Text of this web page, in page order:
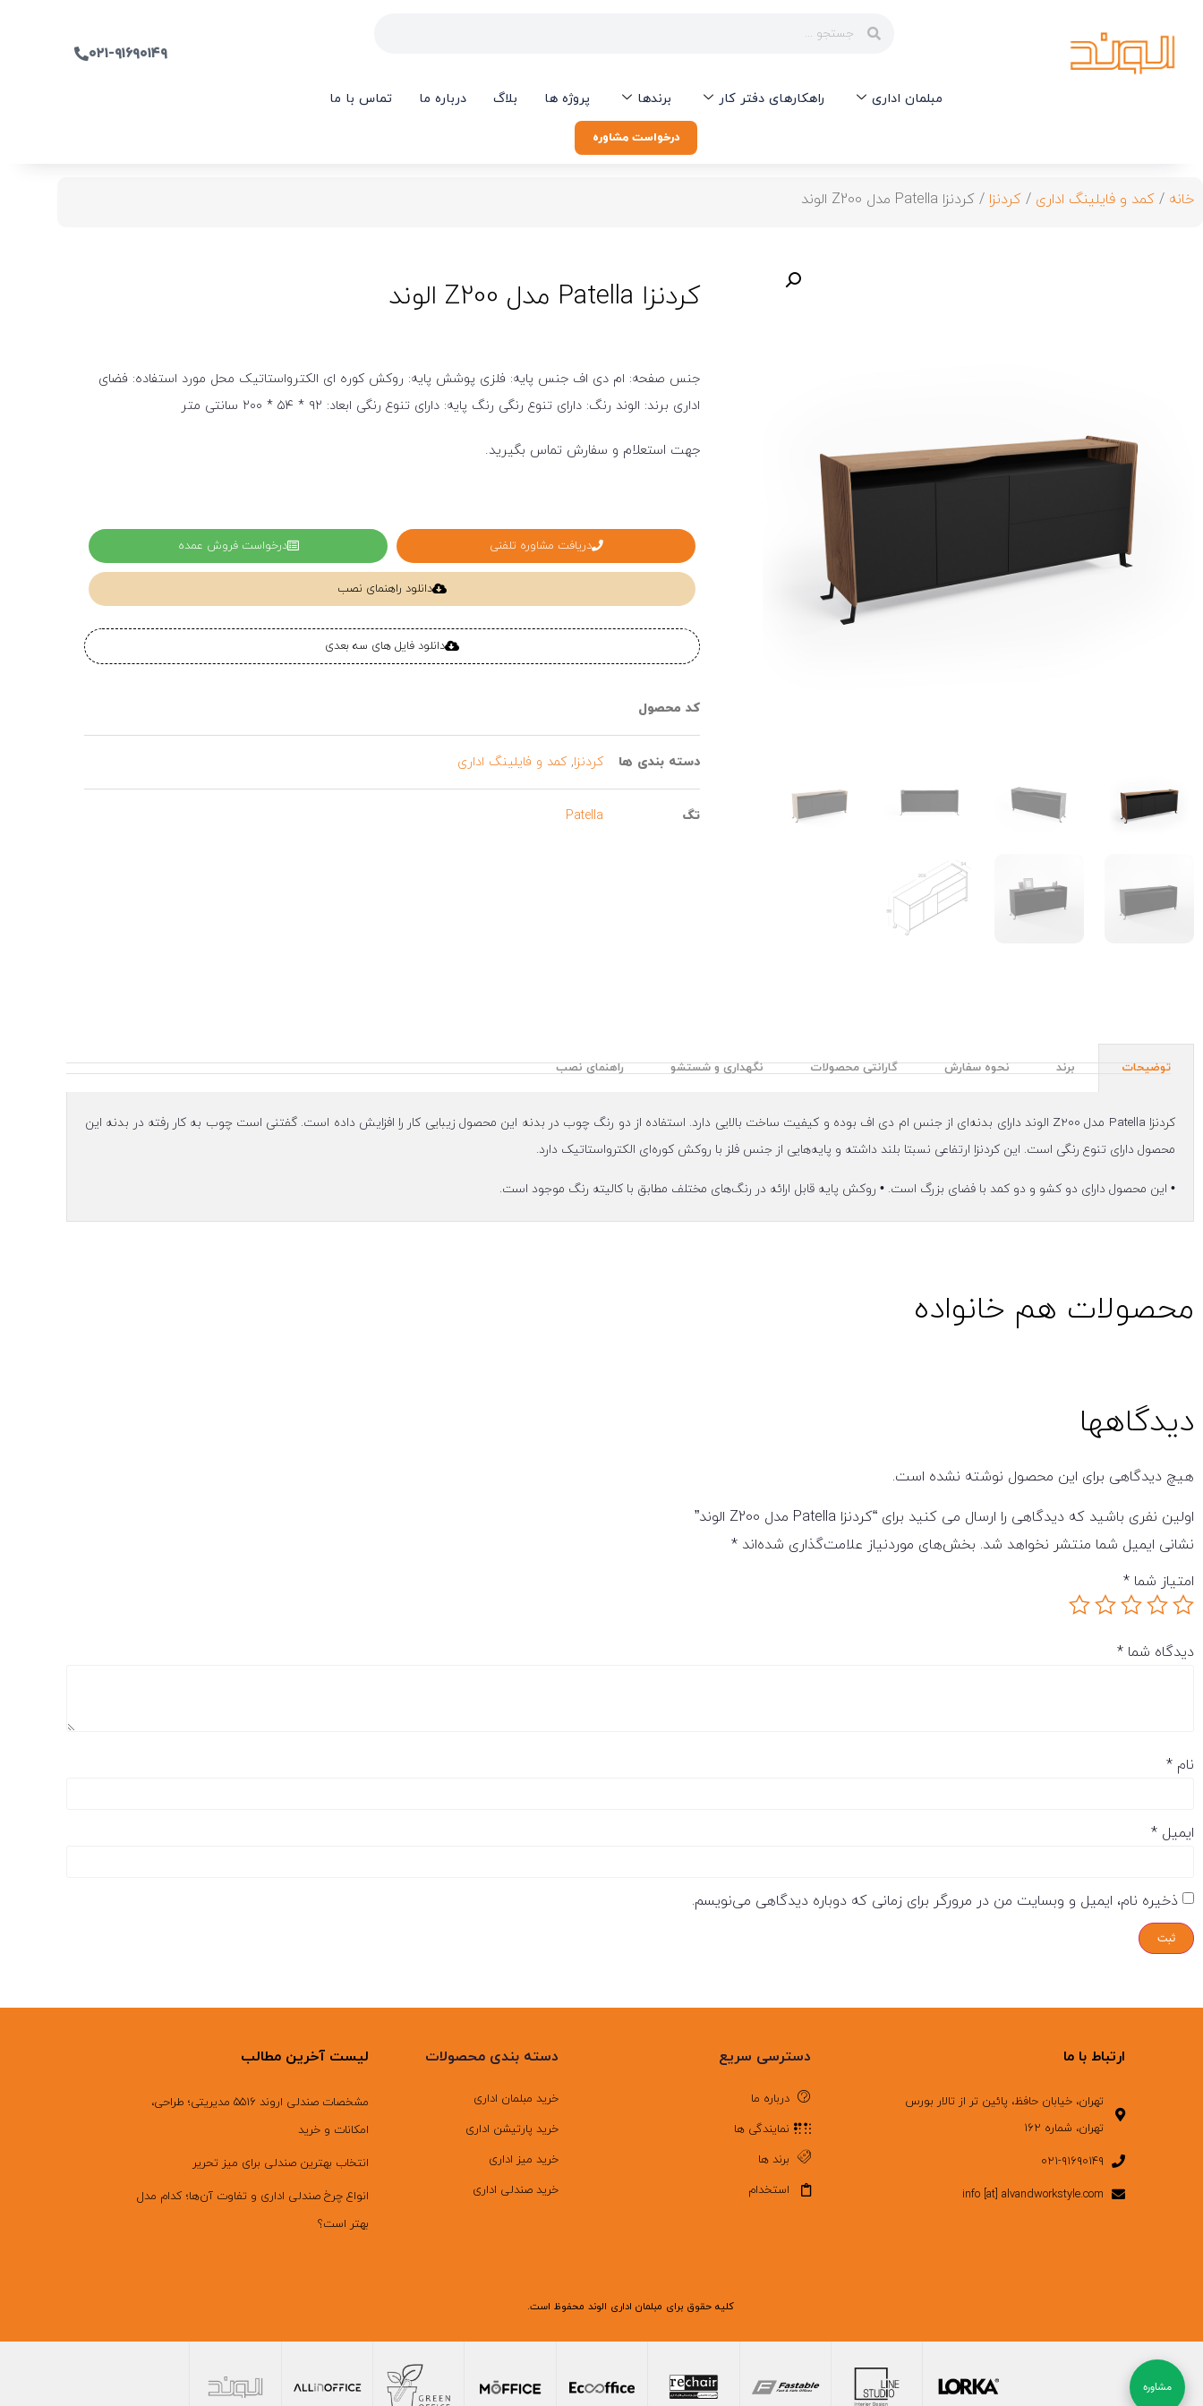
مبلمان اداری راهکارهای دفتر کار برندها پروژه ها بلاگ درباره ما تماس با ما
درخواست مشاوره
۰۲۱-۹۱۶۹۰۱۴۹
خانه / کمد و فایلینگ اداری / کردنزا / کردنزا Patella مدل Z200 الوند
کردنزا Patella مدل Z200 الوند
جنس صفحه: ام دی اف جنس پایه: فلزی پوشش پایه: روکش کوره ای الکترواستاتیک محل مورد استفاده: فضای
اداری برند: الوند رنگ: دارای تنوع رنگی رنگ پایه: دارای تنوع رنگی ابعاد: ۹۲ * ۵۴ * ۲۰۰ سانتی متر
جهت استعلام و سفارش تماس بگیرید.
دریافت مشاوره تلفنی درخواست فروش عمده
دانلود راهنمای نصب
دانلود فایل های سه بعدی
کد محصول
دسته بندی ها کردنزا,کمد و فایلینگ اداری
تگ Patella
توضیحات برند نحوه سفارش گارانتی محصولات نگهداری و شستشو راهنمای نصب
کردنزا Patella مدل Z200 الوند دارای بدنه‌ای از جنس ام دی اف بوده و کیفیت ساخت بالایی دارد. استفاده از دو رنگ چوب در بدنه این محصول زیبایی کار را افزایش داده است. گفتنی است چوب به کار رفته در بدنه این
محصول دارای تنوع رنگی است. این کردنزا ارتفاعی نسبتا بلند داشته و پایه‌هایی از جنس فلز با روکش کوره‌ای الکترواستاتیک دارد.
• این محصول دارای دو کشو و دو کمد با فضای بزرگ است. • روکش پایه قابل ارائه در رنگ‌های مختلف مطابق با کالیته رنگ موجود است.
محصولات هم خانواده
دیدگاهها
هیچ دیدگاهی برای این محصول نوشته نشده است.
اولین نفری باشید که دیدگاهی را ارسال می کنید برای “کردنزا Patella مدل Z200 الوند”
نشانی ایمیل شما منتشر نخواهد شد. بخش‌های موردنیاز علامت‌گذاری شده‌اند *
امتیاز شما *
دیدگاه شما *
نام *
ایمیل *
ذخیره نام، ایمیل و وبسایت من در مرورگر برای زمانی که دوباره دیدگاهی می‌نویسم.
ارتباط با ما
تهران، خیابان حافظ، پائین تر از تالار بورس
تهران، شماره ۱۶۲
۰۲۱-۹۱۶۹۰۱۴۹
info [at] alvandworkstyle.com
دسترسی سریع
درباره ما
نمایندگی ها
برند ها
استخدام
دسته بندی محصولات
خرید مبلمان اداری
خرید پارتیشن اداری
خرید میز اداری
خرید صندلی اداری
لیست آخرین مطالب
مشخصات صندلی اروند ۵۵۱۶ مدیریتی؛ طراحی،
امکانات و خرید
انتخاب بهترین صندلی برای میز تحریر
انواع چرخ صندلی اداری و تفاوت آن‌ها؛ کدام مدل
بهتر است؟
کلیه حقوق برای مبلمان اداری الوند محفوظ است.
مشاوره